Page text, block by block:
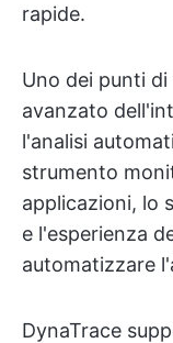
rapide.
Uno dei punti
avanzato
l'analisi
strumento
applicazioni, lo
e l'esperienza
automatizzare
DynaTrace